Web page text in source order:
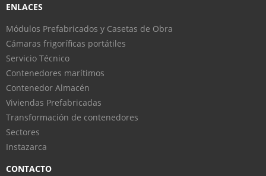
ENLACES
Módulos Prefabricados y Casetas de Obra
Cámaras frigoríficas portátiles
Servicio Técnico
Contenedores marítimos
Contenedor Almacén
Viviendas Prefabricadas
Transformación de contenedores
Sectores
Instazarca
CONTACTO